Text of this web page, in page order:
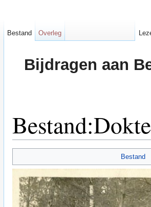
Bijdragen aan
Bestand
Bestand Overleg